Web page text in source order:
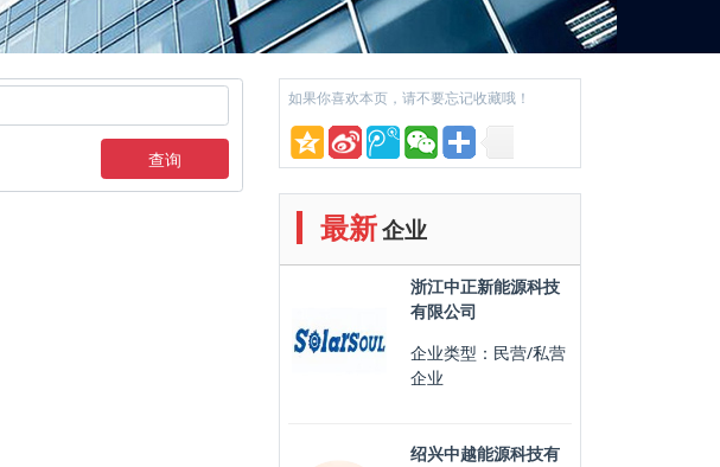
查询
如果你喜欢本页，请不要忘记收藏哦！
最新企业
浙江中正新能源科技
有限公司
企业类型：民营/私营
企业
绍兴中越能源科技有